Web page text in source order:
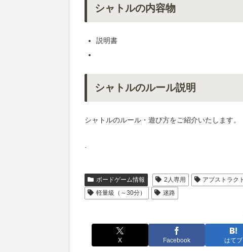
シャトルの内容物
説明書
シャトルのルール説明
シャトルのルール・遊び方をご紹介いたします。
.
ボードゲーム情報 2人専用 アブストラクト
軽量級（～30分）
迷路
X Facebook はてブ